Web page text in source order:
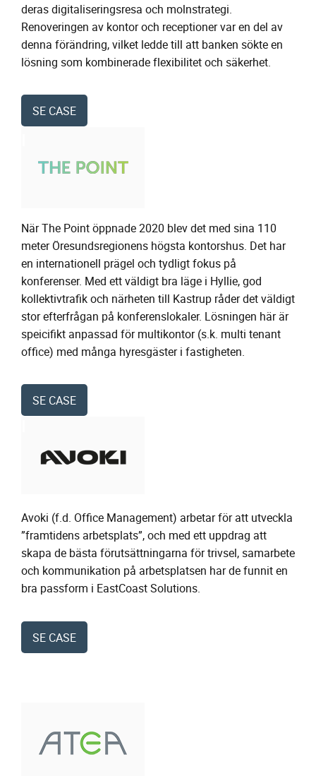
deras digitaliseringsresa och molnstrategi.
Renoveringen av kontor och receptioner var en del av
denna förändring, vilket ledde till att banken sökte en
lösning som kombinerade flexibilitet och säkerhet.
SE CASE
När The Point öppnade 2020 blev det med sina 110
meter Öresundsregionens högsta kontorshus. Det har
en internationell prägel och tydligt fokus på
konferenser. Med ett väldigt bra läge i Hyllie, god
kollektivtrafik och närheten till Kastrup råder det väldigt
stor efterfrågan på konferenslokaler. Lösningen här är
speicifikt anpassad för multikontor (s.k. multi tenant
office) med många hyresgäster i fastigheten.
SE CASE
Avoki (f.d. Office Management) arbetar för att utveckla
”framtidens arbetsplats”, och med ett uppdrag att
skapa de bästa förutsättningarna för trivsel, samarbete
och kommunikation på arbetsplatsen har de funnit en
bra passform i EastCoast Solutions.
SE CASE